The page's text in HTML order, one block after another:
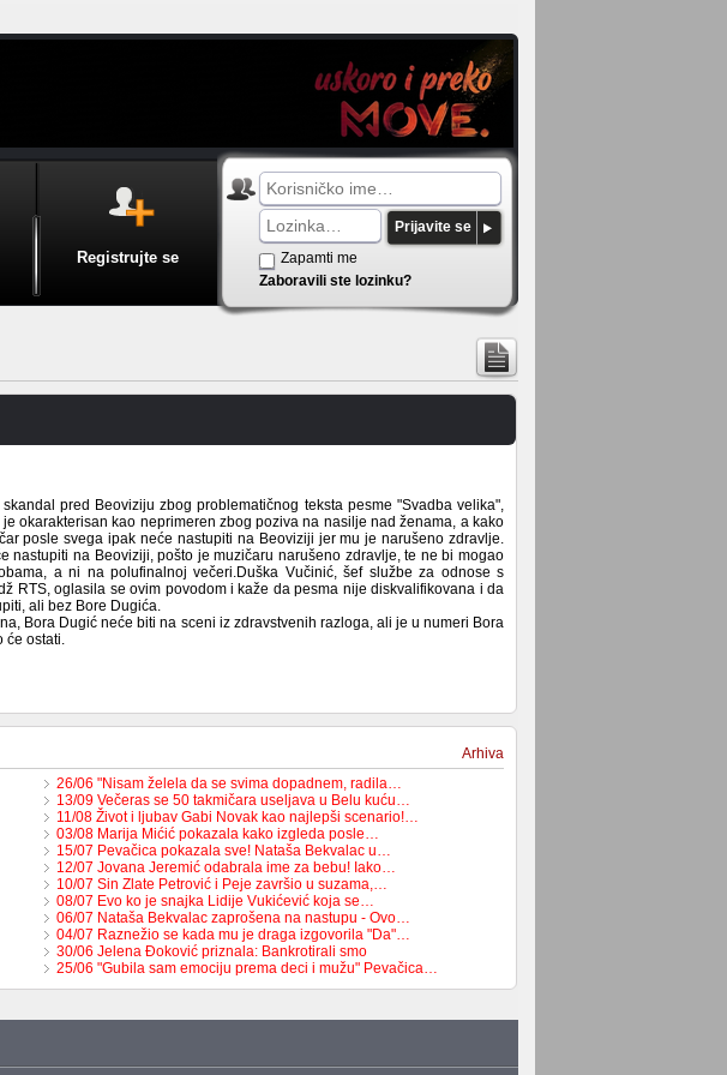
Registrujte se
Prijavite se
Zapamti me
Zaboravili ste lozinku?
pred Beoviziju zbog problematičnog teksta pesme "Svadba velika",
okarakterisan kao neprimeren zbog poziva na nasilje nad ženama, a kako
posle svega ipak neće nastupiti na Beoviziji jer mu je narušeno zdravlje.
nastupiti na Beoviziji, pošto je muzičaru narušeno zdravlje, te ne bi mogao
a ni na polufinalnoj večeri.Duška Vučinić, šef službe za odnose s
RTS, oglasila se ovim povodom i kaže da pesma nije diskvalifikovana i da
ali bez Bore Dugića.
Bora Dugić neće biti na sceni iz zdravstvenih razloga, ali je u numeri Bora
će ostati.
Arhiva
26/06 "Nisam želela da se svima dopadnem, radila…
13/09 Večeras se 50 takmičara useljava u Belu kuću…
11/08 Život i ljubav Gabi Novak kao najlepši scenario!…
03/08 Marija Mićić pokazala kako izgleda posle…
15/07 Pevačica pokazala sve! Nataša Bekvalac u…
12/07 Jovana Jeremić odabrala ime za bebu! Iako…
10/07 Sin Zlate Petrović i Peje završio u suzama,…
08/07 Evo ko je snajka Lidije Vukićević koja se…
06/07 Nataša Bekvalac zaprošena na nastupu - Ovo…
04/07 Raznežio se kada mu je draga izgovorila "Da"…
30/06 Jelena Đoković priznala: Bankrotirali smo
25/06 "Gubila sam emociju prema deci i mužu" Pevačica…